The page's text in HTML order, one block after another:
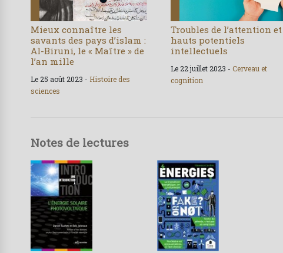
Mieux connaître les
savants des pays d’islam :
Al-Biruni, le « Maître » de
l’an mille
Le 25 août 2023 - Histoire des
sciences
Troubles de l’attention et
hauts potentiels
intellectuels
Le 22 juillet 2023 -Cerveau et
cognition
Notes de lectures